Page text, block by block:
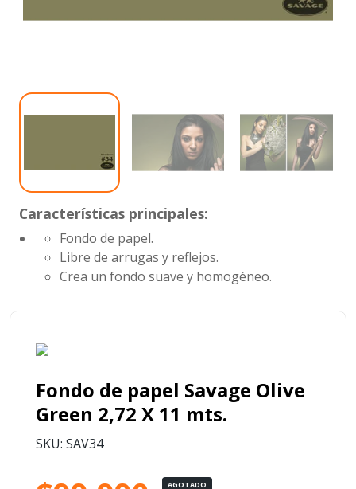
Características principales:
Fondo de papel.
Libre de arrugas y reflejos.
Crea un fondo suave y homogéneo.
Fondo de papel Savage Olive
Green 2,72 X 11 mts.
SKU: SAV34
AGOTADO